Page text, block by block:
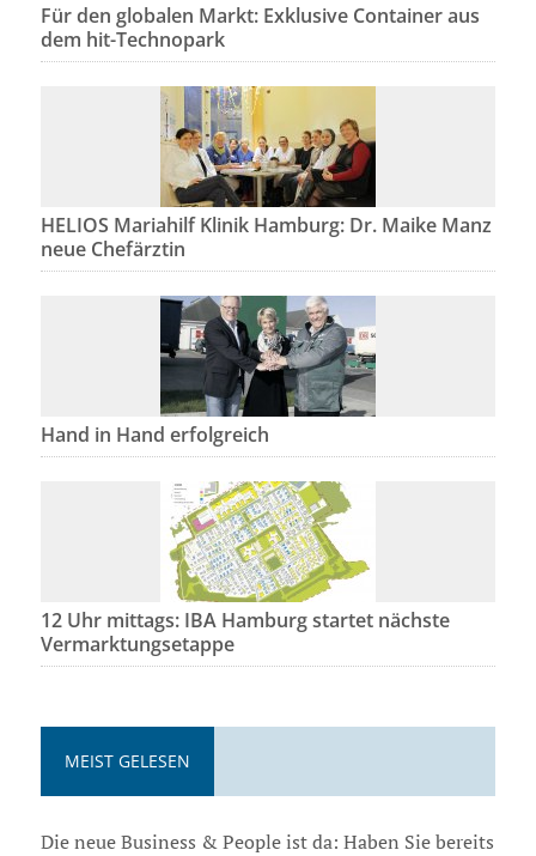
Für den globalen Markt: Exklusive Container aus
dem hit-Technopark
HELIOS Mariahilf Klinik Hamburg: Dr. Maike Manz
neue Chefärztin
Hand in Hand erfolgreich
12 Uhr mittags: IBA Hamburg startet nächste
Vermarktungsetappe
MEIST GELESEN
Die neue Business & People ist da: Haben Sie bereits